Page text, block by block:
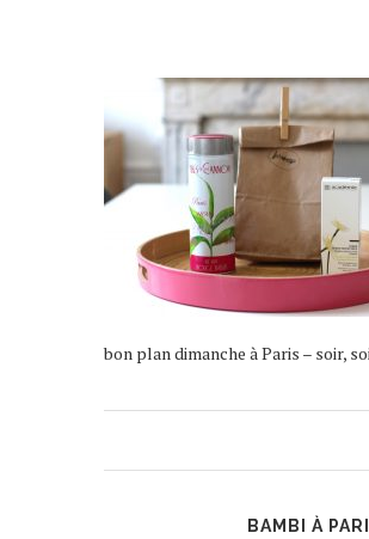
bon plan dimanche à Paris – soir,
BAMBI À